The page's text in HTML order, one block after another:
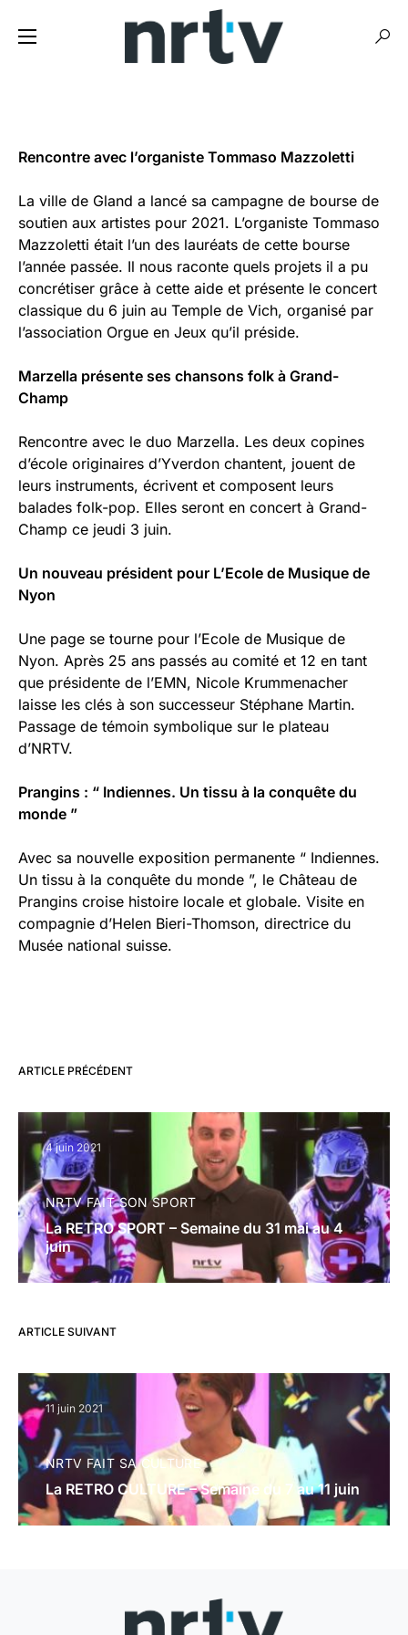
Rencontre avec l’organiste Tommaso Mazzoletti
La ville de Gland a lancé sa campagne de bourse de
soutien aux artistes pour 2021. L’organiste Tommaso
Mazzoletti était l’un des lauréats de cette bourse
l’année passée. Il nous raconte quels projets il a pu
concrétiser grâce à cette aide et présente le concert
classique du 6 juin au Temple de Vich, organisé par
l’association Orgue en Jeux qu’il préside.
Marzella présente ses chansons folk à Grand-
Champ
Rencontre avec le duo Marzella. Les deux copines
d’école originaires d’Yverdon chantent, jouent de
leurs instruments, écrivent et composent leurs
balades folk-pop. Elles seront en concert à Grand-
Champ ce jeudi 3 juin.
Un nouveau président pour L’Ecole de Musique de
Nyon
Une page se tourne pour l’Ecole de Musique de
Nyon. Après 25 ans passés au comité et 12 en tant
que présidente de l’EMN, Nicole Krummenacher
laisse les clés à son successeur Stéphane Martin.
Passage de témoin symbolique sur le plateau
d’NRTV.
Prangins : “ Indiennes. Un tissu à la conquête du
monde ”
Avec sa nouvelle exposition permanente “ Indiennes.
Un tissu à la conquête du monde ”, le Château de
Prangins croise histoire locale et globale. Visite en
compagnie d’Helen Bieri-Thomson, directrice du
Musée national suisse.
ARTICLE PRÉCÉDENT
4 juin 2021
NRTV FAIT SON SPORT
La RETRO SPORT – Semaine du 31 mai au 4
juin
ARTICLE SUIVANT
11 juin 2021
NRTV FAIT SA CULTURE
La RETRO CULTURE – Semaine du 7 au 11 juin